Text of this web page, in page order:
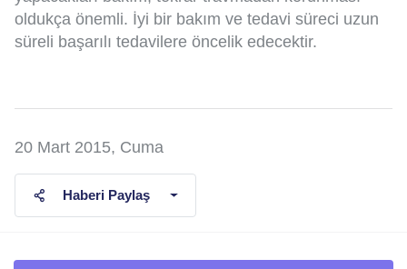
oldukça önemli. İyi bir bakım ve tedavi süreci uzun
süreli başarılı tedavilere öncelik edecektir.
20 Mart 2015, Cuma
Haberi Paylaş